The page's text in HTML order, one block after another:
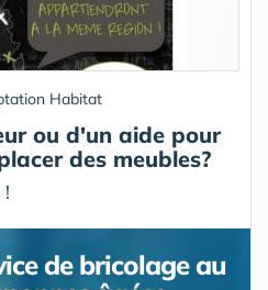
Habitat
ou d'un aide pour
des meubles?
!
de bricolage au